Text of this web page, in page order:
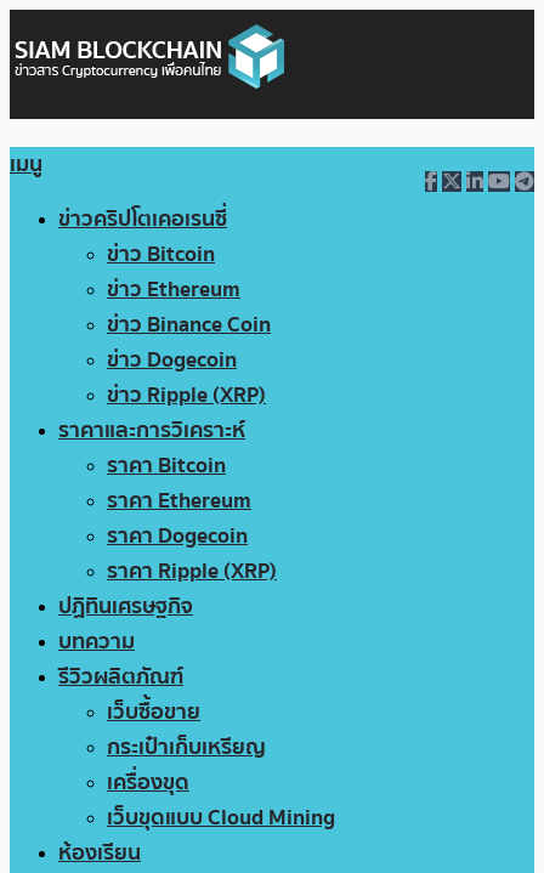
เมนู
ข่าวคริปโตเคอเรนซี่
ข่าว Bitcoin
ข่าว Ethereum
ข่าว Binance Coin
ข่าว Dogecoin
ข่าว Ripple (XRP)
ราคาและการวิเคราะห์
ราคา Bitcoin
ราคา Ethereum
ราคา Dogecoin
ราคา Ripple (XRP)
ปฏิทินเศรษฐกิจ
บทความ
รีวิวผลิตภัณฑ์
เว็บซื้อขาย
กระเป๋าเก็บเหรียญ
เครื่องขุด
เว็บขุดแบบ Cloud Mining
ห้องเรียน